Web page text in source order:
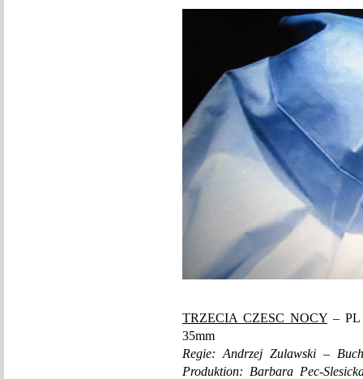
TRZECIA CZESC NOCY– PL
35mm
Regie: Andrzej Zulawski –
Produktion: Barbara Pec-